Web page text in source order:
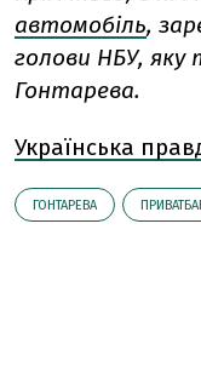
автомобіль,
голови НБУ, яку
Гонтарева.
Українська
ГОНТАРЕВА